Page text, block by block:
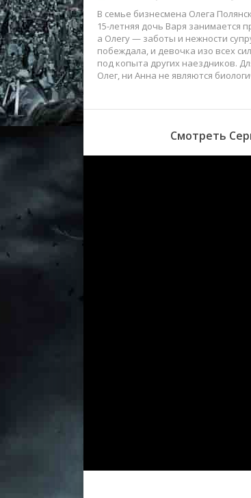
В семье бизнесмена Олега
15-летняя дочь Варя занимается
а Олегу — заботы и нежности
побеждала, и девочка изо всех
под копыта других наездников.
Олег, ни Анна не являются
Смотреть